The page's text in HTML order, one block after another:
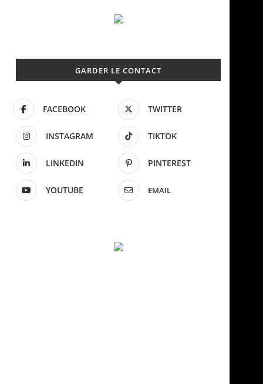
GARDER LE CONTACT
FACEBOOK TWITTER
INSTAGRAM TIKTOK
LINKEDIN PINTEREST
YOUTUBE EMAIL